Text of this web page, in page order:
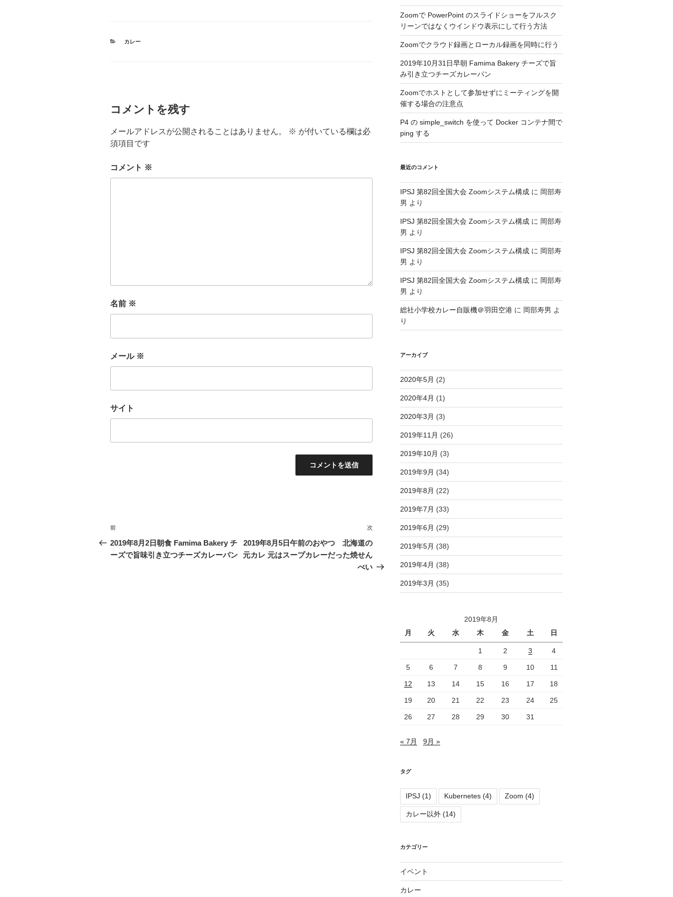
カ
カレー
コメントを残す
メールアドレスが公開されることはありません。 ※ が付いている欄は必
須項目です
コメント ※
名前 ※
メール ※
サイト
投
稿
ナ
過
去
の
前
2019年8月2日朝食 Famima Bakery チ
ーズで旨味引き立つチーズカレーパン
次
の
稿
次
2019年8月5日午前のおやつ 北海道の
元カレ 元はスープカレーだった焼せん
べい
Zoomで PowerPoint のスライドショーをフルスク
リーンではなくウインドウ表示にして行う方法
Zoomでクラウド録画とローカル録画を同時に行う
2019年10月31日早朝 Famima Bakery チーズで旨
み引き立つチーズカレーパン
Zoomでホストとして参加せずにミーティングを開
催する場合の注意点
P4 の simple_switch を使って Docker コンテナ間で
ping する
最近のコメント
IPSJ 第82回全国大会 Zoomシステム構成に 岡部寿
男 より
IPSJ 第82回全国大会 Zoomシステム構成に 岡部寿
男 より
IPSJ 第82回全国大会 Zoomシステム構成に 岡部寿
男 より
IPSJ 第82回全国大会 Zoomシステム構成に 岡部寿
男 より
総社小学校カレー自販機＠羽田空港に 岡部寿男 よ
り
アーカイブ
2020年5月 (2)
2020年4月 (1)
2020年3月 (3)
2019年11月 (26)
2019年10月 (3)
2019年9月 (34)
2019年8月 (22)
2019年7月 (33)
2019年6月 (29)
2019年5月 (38)
2019年4月 (38)
2019年3月 (35)
2019年8月
月
火 水 木 金 土 日
1 2 3 4
5 6 7 8 9 10 11
12 13 14 15 16 17 18
19 20 21 22 23 24 25
26 27 28 29 30 31
« 7月 9月 »
タグ
IPSJ (1) Kubernetes(4) Zoom (4)
カレー以外(14)
カテゴリー
イベント
カレー